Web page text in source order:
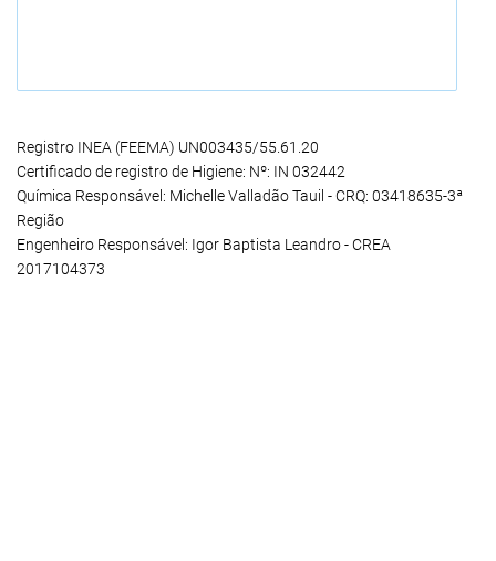
Registro INEA (FEEMA) UN003435/55.61.20
Certificado de registro de Higiene: Nº: IN 032442
Química Responsável: Michelle Valladão Tauil - CRQ: 03418635-3ª
Região
Engenheiro Responsável: Igor Baptista Leandro - CREA
2017104373